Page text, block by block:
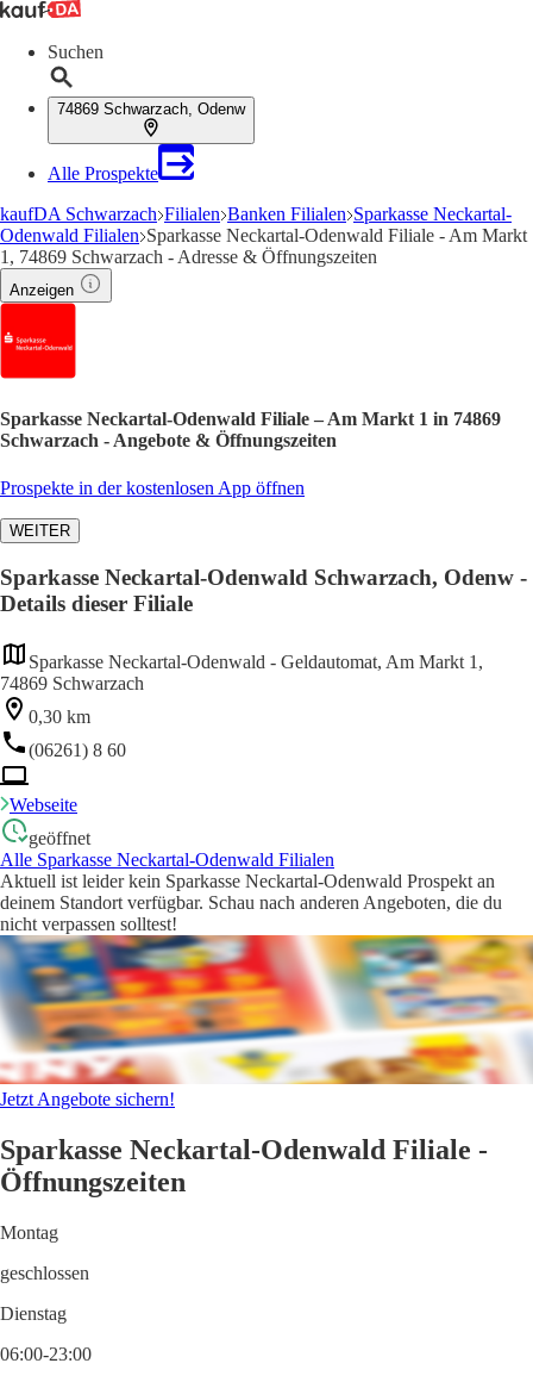
Suchen
74869 Schwarzach, Odenw
Alle Prospekte
kaufDA Schwarzach Filialen Banken Filialen Sparkasse Neckartal-
Odenwald Filialen Sparkasse Neckartal-Odenwald Filiale - Am Markt
1, 74869 Schwarzach - Adresse & Öffnungszeiten
Anzeigen
Sparkasse Neckartal-Odenwald Filiale – Am Markt 1 in 74869
Schwarzach - Angebote & Öffnungszeiten
Prospekte in der kostenlosen App öffnen
WEITER
Sparkasse Neckartal-Odenwald Schwarzach, Odenw -
Details dieser Filiale
Sparkasse Neckartal-Odenwald - Geldautomat, Am Markt 1,
74869 Schwarzach
0,30 km
(06261) 8 60
Webseite
geöffnet
Alle Sparkasse Neckartal-Odenwald Filialen
Aktuell ist leider kein Sparkasse Neckartal-Odenwald Prospekt an
deinem Standort verfügbar. Schau nach anderen Angeboten, die du
nicht verpassen solltest!
Jetzt Angebote sichern!
Sparkasse Neckartal-Odenwald Filiale -
Öffnungszeiten
Montag
geschlossen
Dienstag
06:00-23:00